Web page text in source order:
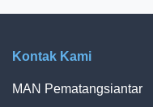
Kontak Kami
MAN Pematangsiantar